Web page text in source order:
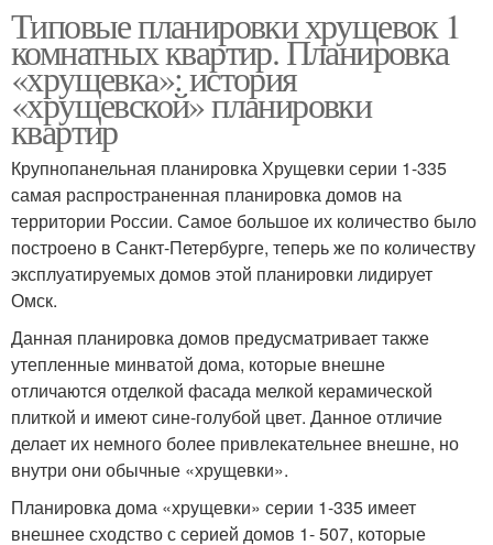
Типовые планировки хрущевок 1
комнатных квартир. Планировка
«хрущевка»: история
«хрущевской» планировки
квартир
Крупнопанельная планировка Хрущевки серии 1-335
самая распространенная планировка домов на
территории России. Самое большое их количество было
построено в Санкт-Петербурге, теперь же по количеству
эксплуатируемых домов этой планировки лидирует
Омск.
Данная планировка домов предусматривает также
утепленные минватой дома, которые внешне
отличаются отделкой фасада мелкой керамической
плиткой и имеют сине-голубой цвет. Данное отличие
делает их немного более привлекательнее внешне, но
внутри они обычные «хрущевки».
Планировка дома «хрущевки» серии 1-335 имеет
внешнее сходство с серией домов 1- 507, которые